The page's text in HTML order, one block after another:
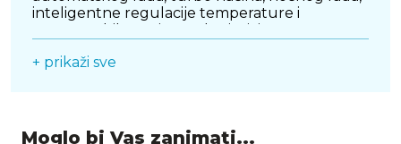
inteligentne regulacije temperature i
upravljanje.
apartmana, ureda i manjih poslovnih objekata.
+ prikaži sve
Moglo bi Vas zanimati...